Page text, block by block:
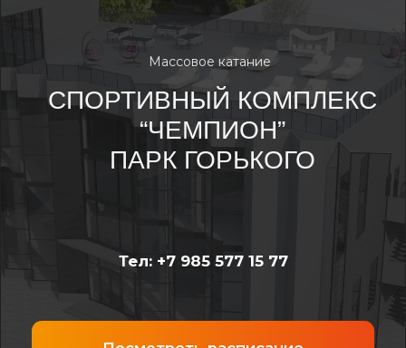
СПОРТИВНЫЙ КОМПЛЕКС
“ЧЕМПИОН”
ПАРК ГОРЬКОГО
Посмотреть расписание
Тел: +7 985 577 15 77